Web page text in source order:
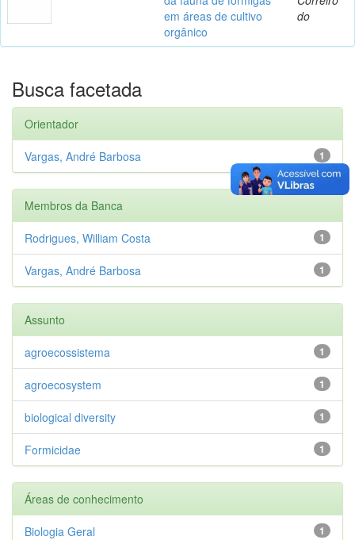
em áreas de cultivo
orgânico
do
Busca facetada
Orientador
1
Vargas, André Barbosa
Membros da Banca
1
Rodrigues, William Costa
1
Vargas, André Barbosa
Assunto
1
agroecossistema
1
agroecosystem
1
biological diversity
1
Formicidae
Áreas de conhecimento
1
Biologia Geral